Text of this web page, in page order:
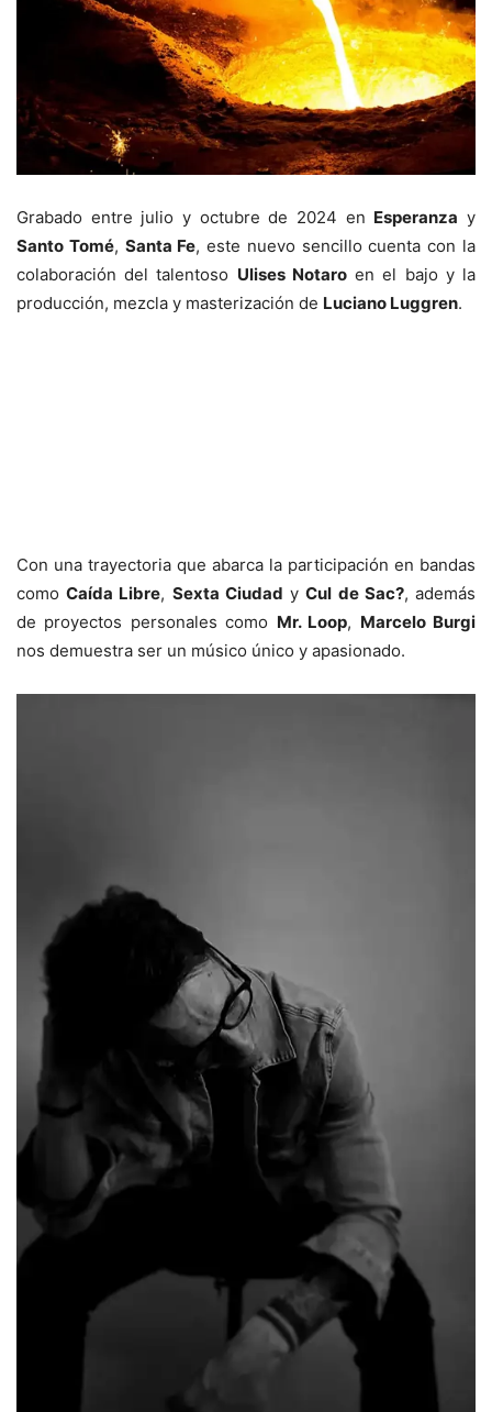
Grabado entre julio y octubre de 2024 en Esperanza y
Santo Tomé, Santa Fe, este nuevo sencillo cuenta con la
colaboración del talentoso Ulises Notaroen el bajo y la
producción, mezcla y masterización de Luciano Luggren.
Con una trayectoria que abarca la participación en bandas
comoCaída Libre, Sexta Ciudad yCul de Sac?, además
de proyectos personales como Mr. Loop, Marcelo Burgi
nos demuestra ser un músico único y apasionado.